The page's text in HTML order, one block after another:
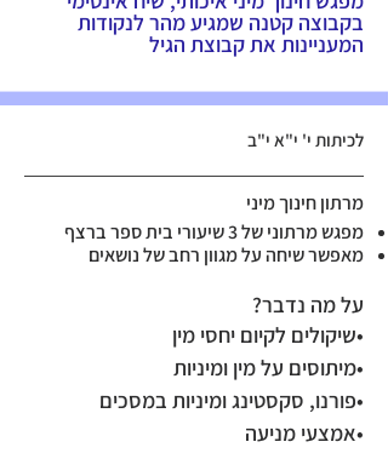
בקבוצה קטנה שמגיע מהר לנקודות
המעניינות את קבוצת הגיל
לכיתות י' י"א י"ב
מרתון חינוך מיני
מפגש מרתוני של 3 שיעורי בית ספר ברצף
מאפשר שיחה על מגוון רחב של נושאים
על מה נדבר?​
•שיקולים לקיום יחסי מין
•מיתוסים על מין ומיניות
•פורנו, סקסטינג ומיניות במסכים
•אמצעי מניעה